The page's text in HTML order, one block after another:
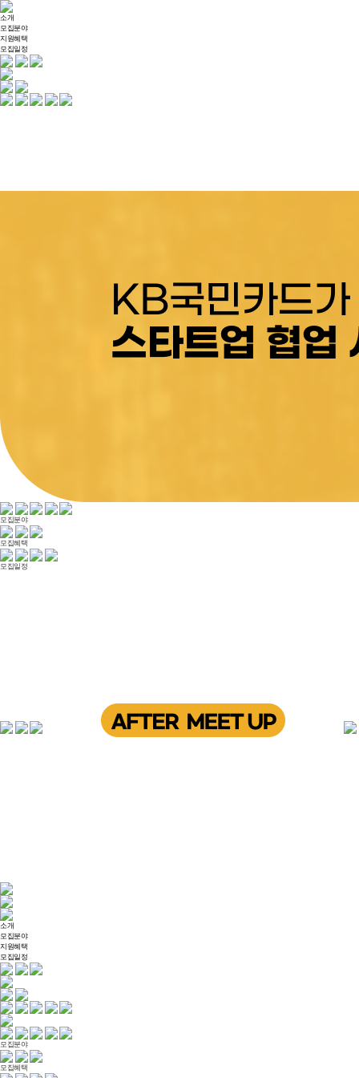
소개
모집분야
지원혜택
모집일정
모집분야
모집혜택
모집일정
소개
모집분야
지원혜택
모집일정
모집분야
모집혜택